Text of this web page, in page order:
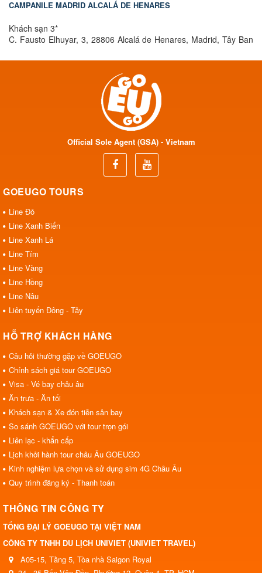
CAMPANILE MADRID ALCALÁ DE HENARES
Khách sạn 3*
C. Fausto Elhuyar, 3, 28806 Alcalá de Henares, Madrid, Tây Ban
Official Sole Agent (GSA) - Vietnam
GOEUGO TOURS
Line Đỏ
Line Xanh Biển
Line Xanh Lá
Line Tím
Line Vàng
Line Hồng
Line Nâu
Liên tuyến Đông - Tây
HỖ TRỢ KHÁCH HÀNG
Câu hỏi thường gặp về GOEUGO
Chính sách giá tour GOEUGO
Visa - Vé bay châu âu
Ăn trưa - Ăn tối
Khách sạn & Xe đón tiễn sân bay
So sánh GOEUGO với tour trọn gói
Liên lạc - khẩn cấp
Lịch khởi hành tour châu Âu GOEUGO
Kinh nghiệm lựa chọn và sử dụng sim 4G Châu Âu
Quy trình đăng ký - Thanh toán
THÔNG TIN CÔNG TY
TỔNG ĐẠI LÝ GOEUGO TẠI VIỆT NAM
CÔNG TY TNHH DU LỊCH UNIVIET (UNIVIET TRAVEL)
A05-15, Tầng 5, Tòa nhà Saigon Royal